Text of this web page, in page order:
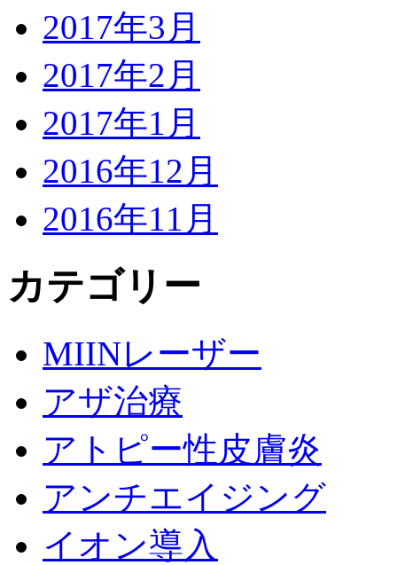
2017年3月
2017年2月
2017年1月
2016年12月
2016年11月
カテゴリー
MIINレーザー
アザ治療
アトピー性皮膚炎
アンチエイジング
イオン導入